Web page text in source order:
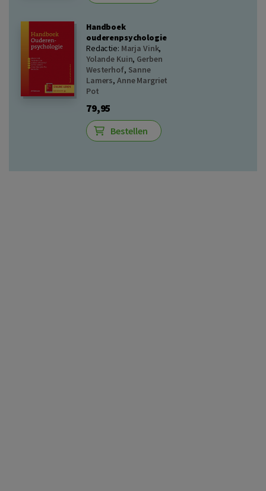
Handboek
ouderenpsychologie
Redactie: Marja Vink,
Yolande Kuin, Gerben
Westerhof, Sanne
Lamers, Anne Margriet
Pot
79,95
Bestellen